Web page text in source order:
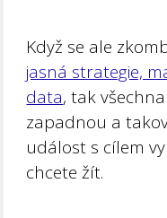
Když se ale
jasná strategie,
data, tak
zapadnou a
událost s cílem
chcete žít.